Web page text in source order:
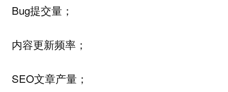
Bug提交量；
内容更新频率；
SEO文章产量；